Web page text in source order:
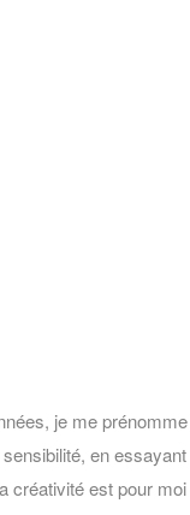
je me
en
créativité est pour